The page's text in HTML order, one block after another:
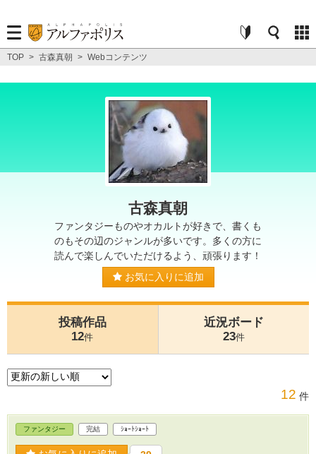
TOP > 古森真朝 > Webコンテンツ
古森真朝
ファンタジーものやオカルトが好きで、書くも
のもその辺のジャンルが多いです。多くの方に
読んで楽しんでいただけるよう、頑張ります！
お気に入りに追加
投稿作品
12件
近況ボード
23件
12 件
ファンタジー 完結 ｼｮｰﾄｼｮｰﾄ